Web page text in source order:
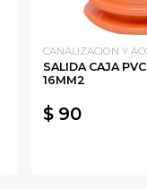
CANALIZACION Y
SALIDA CAJA
16MM2
$ 90